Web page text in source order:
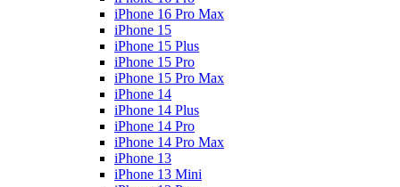
iPhone 16 Pro Max
iPhone 15
iPhone 15 Plus
iPhone 15 Pro
iPhone 15 Pro Max
iPhone 14
iPhone 14 Plus
iPhone 14 Pro
iPhone 14 Pro Max
iPhone 13
iPhone 13 Mini